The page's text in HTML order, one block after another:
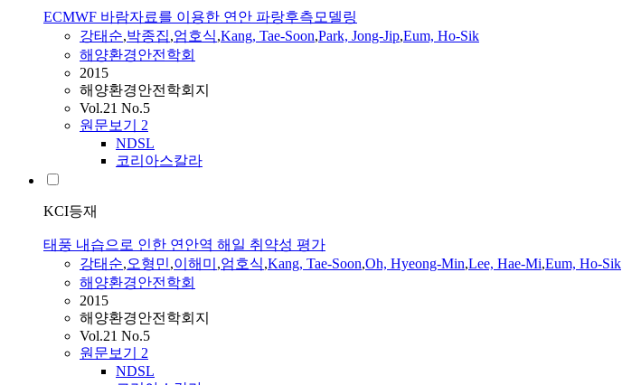
ECMWF 바람자료를 이용한 연안 파랑후측모델링
강태순,박종집,엄호식,Kang, Tae-Soon,Park, Jong-Jip,Eum, Ho-Sik
해양환경안전학회
2015
해양환경안전학회지
Vol.21 No.5
원문보기 2
NDSL
코리아스칼라
KCI등재
태풍 내습으로 인한 연안역 해일 취약성 평가
강태순,오형민,이해미 ,엄호식,Kang, Tae-Soon,Oh, Hyeong-Min,Lee, Hae-Mi,Eum, Ho-Sik
해양환경안전학회
2015
해양환경안전학회지
Vol.21 No.5
원문보기 2
NDSL